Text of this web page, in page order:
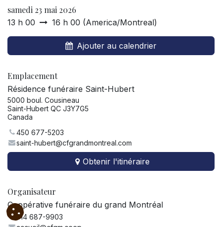
samedi 23 mai 2026
13 h 00 16 h 00 (America/Montreal)
Ajouter au calendrier
Emplacement
Résidence funéraire Saint-Hubert
5000 boul. Cousineau
Saint-Hubert QC J3Y7G5
Canada
450 677-5203
saint-hubert@cfgrandmontreal.com
Obtenir l'itinéraire
Organisateur
Coopérative funéraire du grand Montréal
514 687-9903